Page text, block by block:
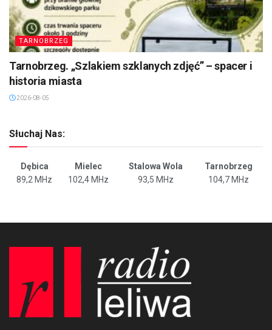
TARNOBRZEG
Tarnobrzeg. „Szlakiem szklanych zdjęć” – spacer i
historia miasta
2026-08-05
Słuchaj Nas:
Dębica Mielec Stalowa Wola
Tarnobrzeg
89,2 MHz
102,4 MHz 93,5 MHz 104,7 MHz